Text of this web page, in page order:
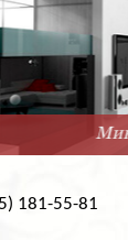
181-55-81